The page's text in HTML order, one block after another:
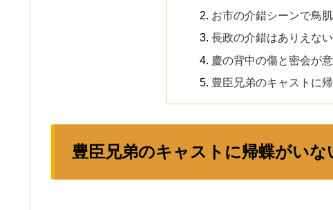
お市の介錯シーンで鳥
長政の介錯はありえな
慶の背中の傷と密会が
豊臣兄弟のキャストに
豊臣兄弟のキャストに帰蝶がいな